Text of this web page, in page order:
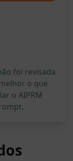
foi revisada
o que
o AIPRM